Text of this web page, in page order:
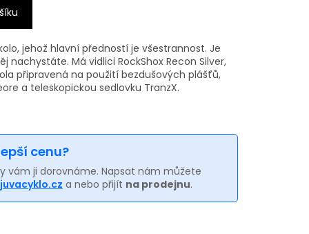
jehož hlavní předností je všestrannost. Je
nachystáte. Má vidlici RockShox Recon Silver,
připravená na použití bezdušových plášťů,
a teleskopickou sedlovku TranzX.
cenu?
vám ji dorovnáme. Napsat nám můžete
a nebo přijít na prodejnu.